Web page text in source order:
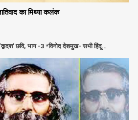
का मिथ्या कलंक
छवि, भाग -3 *विनोद देशमुख- सभी हिंदू…